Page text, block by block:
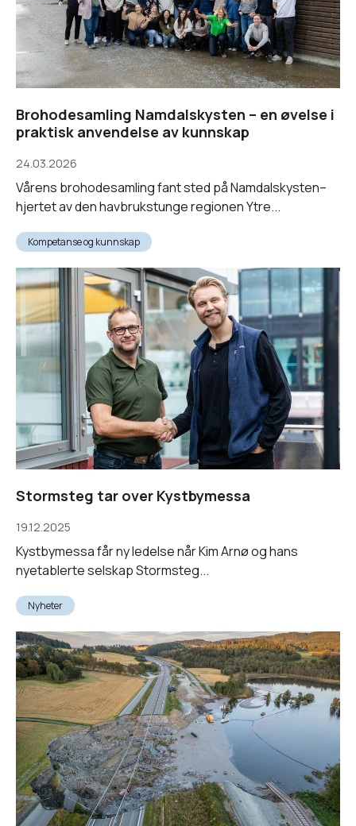
Brohodesamling Namdalskysten – en øvelse i
praktisk anvendelse av kunnskap
24.03.2026
Vårens brohodesamling fant sted på Namdalskysten–
hjertet av den havbrukstunge regionen Ytre...
Kompetanse og kunnskap
Stormsteg tar over Kystbymessa
19.12.2025
Kystbymessa får ny ledelse når Kim Arnø og hans
nyetablerte selskap Stormsteg...
Nyheter